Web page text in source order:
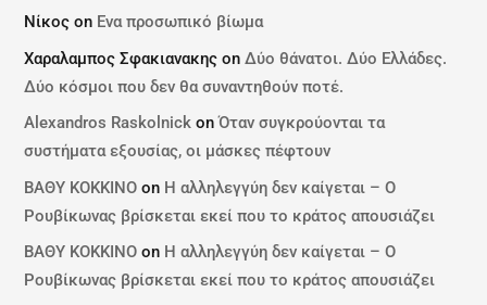
Νίκος on Ενα προσωπικό βίωμα
Χαραλαμπος Σφακιανακης onΔύο θάνατοι. Δύο Ελλάδες.
Δύο κόσμοι που δεν θα συναντηθούν ποτέ.
Alexandros Raskolnick onΌταν συγκρούονται τα
συστήματα εξουσίας, οι μάσκες πέφτουν
ΒΑΘΥ ΚΟΚΚΙΝΟ on Η αλληλεγγύη δεν καίγεται – Ο
Ρουβίκωνας βρίσκεται εκεί που το κράτος απουσιάζει
ΒΑΘΥ ΚΟΚΚΙΝΟ on Η αλληλεγγύη δεν καίγεται – Ο
Ρουβίκωνας βρίσκεται εκεί που το κράτος απουσιάζει